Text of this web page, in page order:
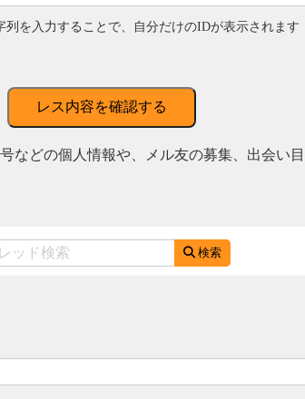
を入力することで、自分だけのIDが表示されます
レス内容を確認する
などの個人情報や、メル友の募集、出会い
検索